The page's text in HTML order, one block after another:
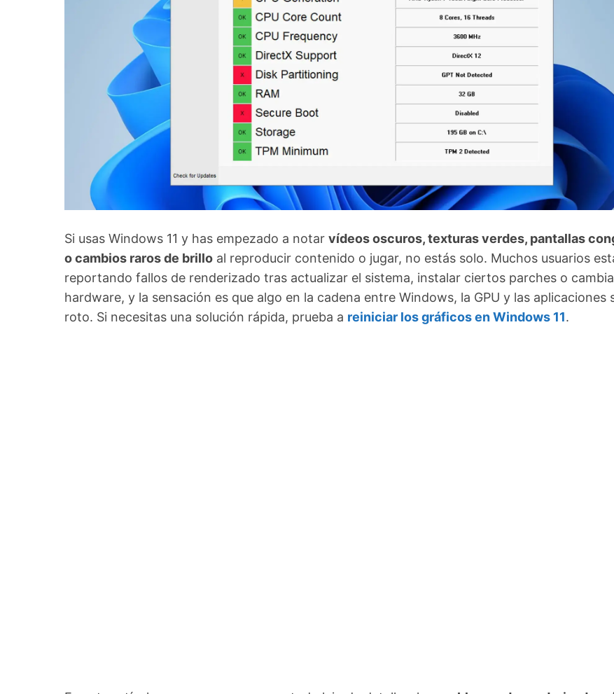
Si usas Windows 11 y has empezado a notar vídeos oscuros, texturas verdes, pantallas
o cambios raros de brillo al reproducir contenido o jugar, no estás solo. Muchos usuarios
reportando fallos de renderizado tras actualizar el sistema, instalar ciertos parches o
hardware, y la sensación es que algo en la cadena entre Windows, la GPU y las aplicaciones
roto. Si necesitas una solución rápida, prueba a reiniciar los gráficos en Windows 11.